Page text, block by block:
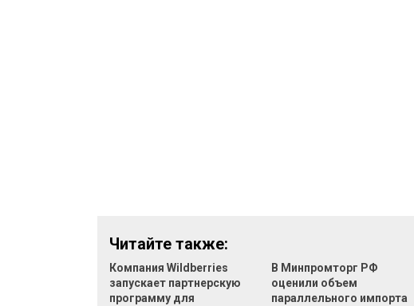
Читайте также:
Компания Wildberries
запускает партнерскую
программу для
В Минпромторг РФ
оценили объем
параллельного импорта